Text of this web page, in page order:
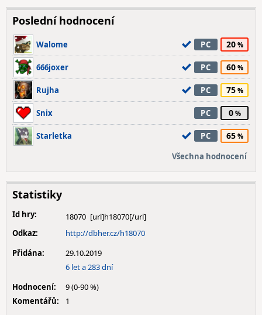
Poslední hodnocení
Walome PC 20
666joxer PC 60
Rujha PC 75
Snix PC 0
Starletka PC 65
Všechna hodnocení
Statistiky
Id hry:
18070
Odkaz:
http://dbher.cz/h18070
Přidána:
29.10.2019
6 let a 283 dní
Hodnocení:
9 (0-90 %)
Komentářů:
1